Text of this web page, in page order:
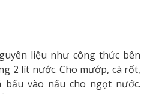
liệu như công thức bên
2 lít nước. Cho mướp, cà rốt,
bấu vào nấu cho ngọt nước.